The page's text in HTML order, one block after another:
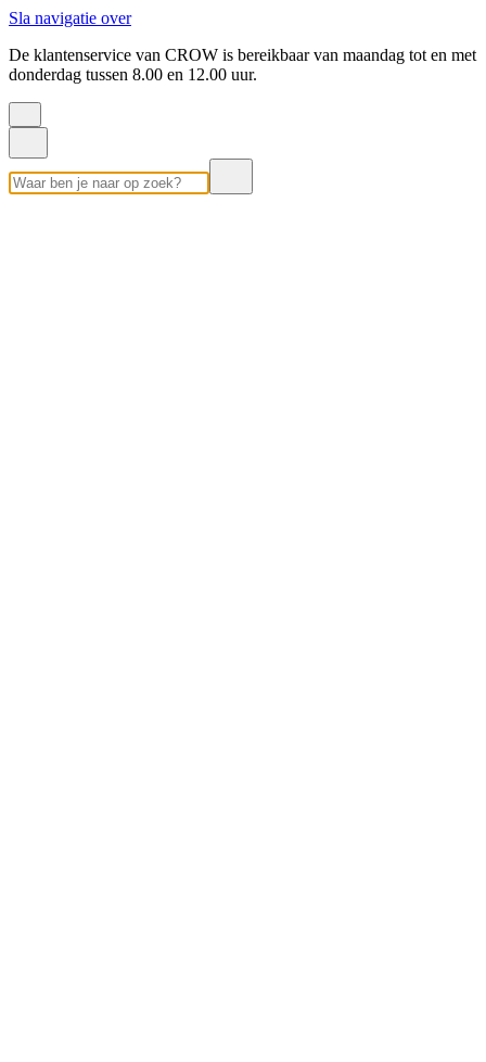
Sla navigatie over
De klantenservice van CROW is bereikbaar van maandag tot en met
donderdag tussen 8.00 en 12.00 uur.